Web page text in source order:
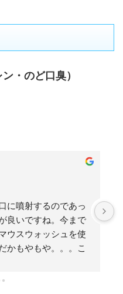
・のど口臭）
に噴射するのであっ
良いですね。今まで
ウスウォッシュを使
かもやもや。。。こ
あまりなくて、すご